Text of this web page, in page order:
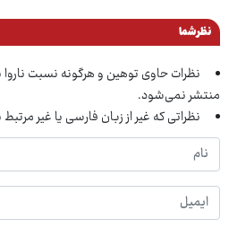
نظر شما
نظرات حاوی توهین و هرگونه نسبت
منتشر نمی‌شود.
نظراتی که غیر از زبان فارسی یا غیر